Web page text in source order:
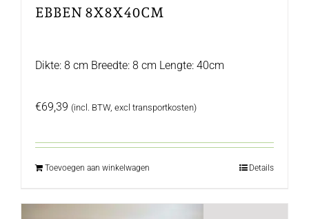
EBBEN 8X8X40CM
Dikte: 8 cm Breedte: 8 cm Lengte: 40cm
€69,39 (incl. BTW, excl transportkosten)
Toevoegen aan winkelwagen Details